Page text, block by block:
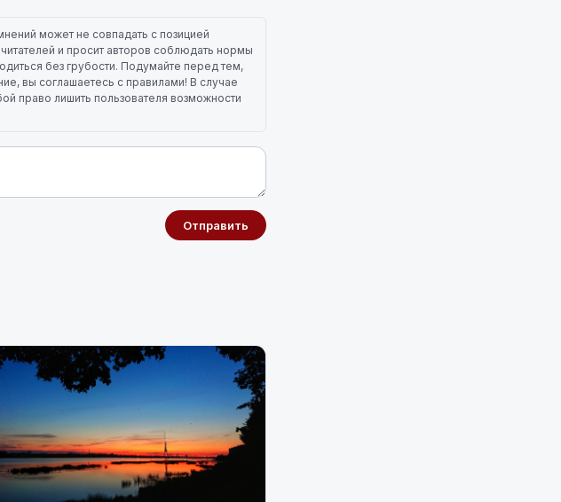
может не совпадать с позицией
и просит авторов соблюдать нормы
без грубости. Подумайте перед тем,
вы соглашаетесь с правилами! В случае
право лишить пользователя возможности
Отправить